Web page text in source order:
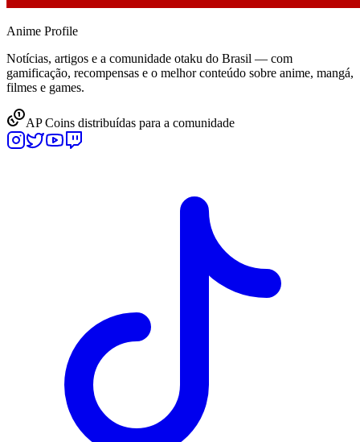
Anime Profile
Notícias, artigos e a comunidade otaku do Brasil — com
gamificação, recompensas e o melhor conteúdo sobre anime, mangá,
filmes e games.
AP Coins distribuídas para a comunidade